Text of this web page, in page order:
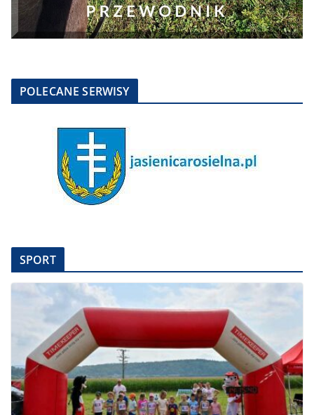
POLECANE SERWISY
SPORT